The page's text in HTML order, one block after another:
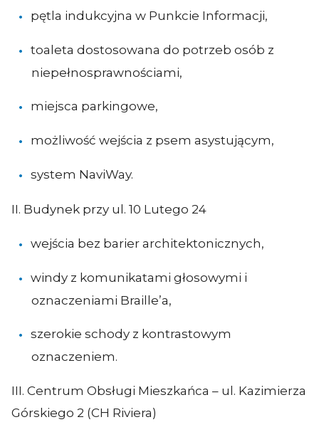
pętla indukcyjna w Punkcie Informacji,
toaleta dostosowana do potrzeb osób z
niepełnosprawnościami,
miejsca parkingowe,
możliwość wejścia z psem asystującym,
system NaviWay.
II. Budynek przy ul. 10 Lutego 24
wejścia bez barier architektonicznych,
windy z komunikatami głosowymi i
oznaczeniami Braille’a,
szerokie schody z kontrastowym
oznaczeniem.
III. Centrum Obsługi Mieszkańca – ul. Kazimierza
Górskiego 2 (CH Riviera)